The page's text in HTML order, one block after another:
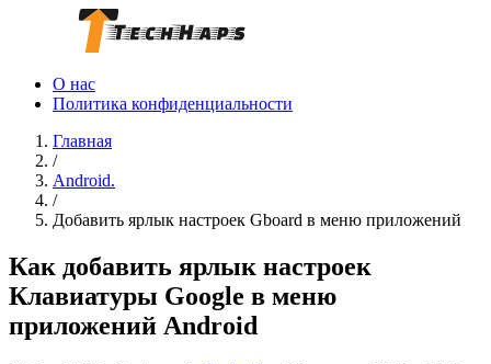
О нас
Политика конфиденциальности
Главная
/
Android.
/
Добавить ярлык настроек Gboard в меню приложений
Как добавить ярлык настроек
Клавиатуры Google в меню
приложений Android